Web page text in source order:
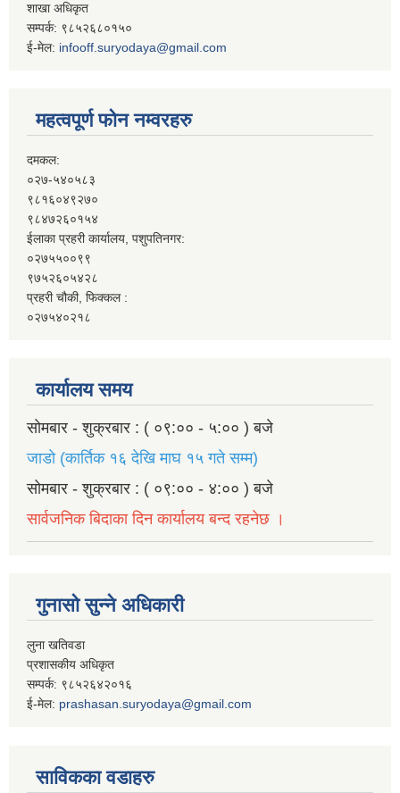
शाखा अधिकृत
सम्पर्क: ९८५२६८०१५०
ई-मेल: infooff.suryodaya@gmail.com
महत्वपूर्ण फोन नम्वरहरु
दमकल:
०२७-५४०५८३
९८१६०४९२७०
९८४७२६०१५४
ईलाका प्रहरी कार्यालय, पशुपतिनगर:
०२७५५००९९
९७५२६०५४२८
प्रहरी चौकी, फिक्कल :
०२७५४०२१८
कार्यालय समय
सोमबार - शुक्रबार : ( ०९:०० - ५:०० ) बजे
जाडो (कार्तिक १६ देखि माघ १५ गते सम्म)
सोमबार - शुक्रबार : ( ०९:०० - ४:०० ) बजे
सार्वजनिक बिदाका दिन कार्यालय बन्द रहनेछ ।
गुनासो सुन्ने अधिकारी
लुना खतिवडा
प्रशासकीय अधिकृत
सम्पर्क: ९८५२६४२०१६
ई-मेल: prashasan.suryodaya@gmail.com
साविकका वडाहरु